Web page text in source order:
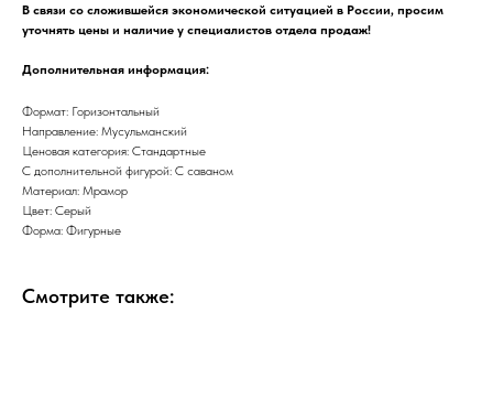
В связи со сложившейся экономической ситуацией в России, просим
уточнять цены и наличие у специалистов отдела продаж!
Дополнительная информация:
Формат: Горизонтальный
Направление: Мусульманский
Ценовая категория: Стандартные
С дополнительной фигурой: С саваном
Материал: Мрамор
Цвет: Серый
Форма: Фигурные
Смотрите также: